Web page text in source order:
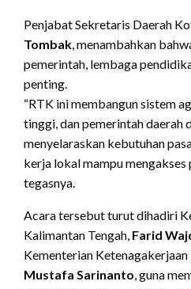
Penjabat Sekretaris Daerah
Tombak, menambahkan
pemerintah, lembaga
penting.
“RTK ini membangun sistem
tinggi, dan pemerintah daerah
menyelaraskan kebutuhan
kerja lokal mampu mengakses
tegasnya.
Acara tersebut turut dihadiri
Kalimantan Tengah, Farid
Kementerian Ketenagakerjaan
Mustafa Sarinanto, guna